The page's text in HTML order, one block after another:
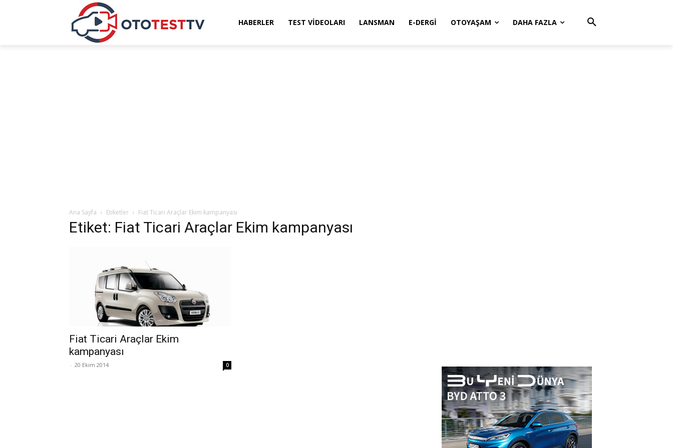
HABERLER TEST VIDEOLARI LANSMAN E-DERGI OTOYAŞAM DAHA FAZLA
Ana Sayfa Etiketler Fiat Ticari Araçlar Ekim kampanyası
Etiket: Fiat Ticari Araçlar Ekim kampanyası
Fiat Ticari Araçlar Ekim
kampanyası
- 20 Ekim 2014 0